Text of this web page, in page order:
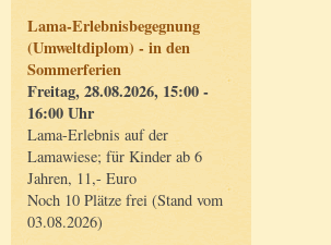
Lama-Erlebnisbegegnung
(Umweltdiplom) - in den
Sommerferien
Freitag, 28.08.2026, 15:00 -
16:00 Uhr
Lama-Erlebnis auf der
Lamawiese; für Kinder ab 6
Jahren, 11,- Euro
Noch 10 Plätze frei (Stand vom
03.08.2026)